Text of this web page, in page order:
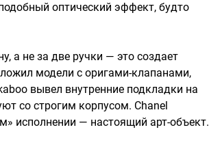
оптический эффект, будто
а не за две ручки — это создает
модели с оригами-клапанами,
вывел внутренние подкладки на
со строгим корпусом. Chanel
исполнении — настоящий арт-объект.